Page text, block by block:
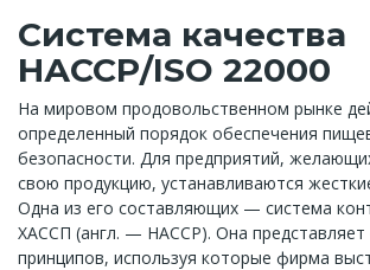
Система качества
НАССР/ISO 22000
На мировом продовольственном рынке
определенный порядок обеспечения
безопасности. Для предприятий,
свою продукцию, устанавливаются
Одна из его составляющих — система
ХАССП (англ. — НАССР). Она представляет
принципов, используя которые фирма